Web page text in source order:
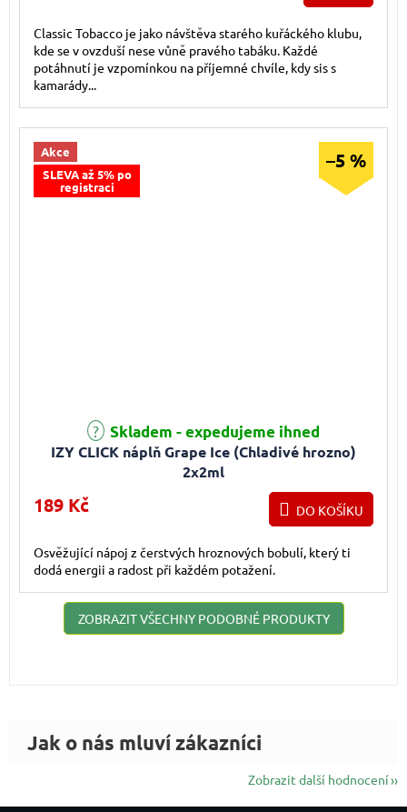
Classic Tobacco je jako návštěva starého kuřáckého klubu,
kde se v ovzduší nese vůně pravého tabáku. Každé
potáhnutí je vzpomínkou na příjemné chvíle, kdy sis s
kamarády...
Akce
SLEVA až 5% po
registraci
–5 %
IZY CLICK náplň Grape Ice (Chladivé hrozno)
2x2ml
Skladem - expedujeme ihned
189 Kč DO KOŠÍKU
Osvěžující nápoj z čerstvých hroznových bobulí, který ti
dodá energii a radost při každém potažení.
ZOBRAZIT VŠECHNY PODOBNÉ PRODUKTY
Zobrazit další hodnocení